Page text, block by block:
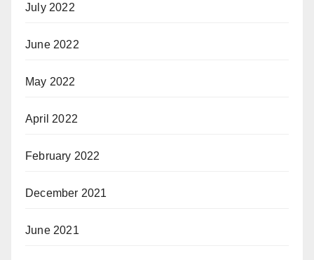
July 2022
June 2022
May 2022
April 2022
February 2022
December 2021
June 2021